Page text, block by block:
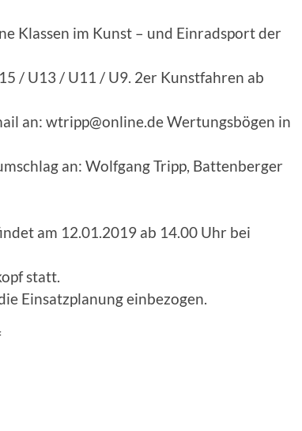
Klassen im Kunst – und Einradsport der
/ U13 / U11 / U9. 2er Kunstfahren ab
an: wtripp@online.de Wertungsbögen in
an: Wolfgang Tripp, Battenberger
am 12.01.2019 ab 14.00 Uhr bei
statt.
Einsatzplanung einbezogen.